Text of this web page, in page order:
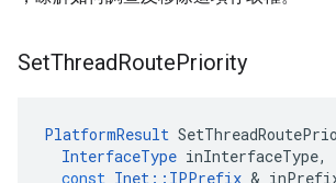
SetThreadRoutePriority
PlatformResult
InterfaceType inInterfaceType,
const Inet :: IPPrefix &